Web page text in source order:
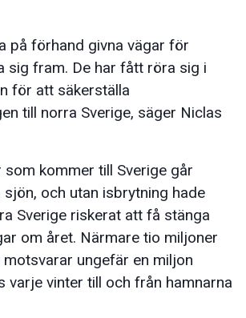
på förhand givna vägar för
sig fram. De har fått röra sig i
för att säkerställa
till norra Sverige, säger Niclas
som kommer till Sverige går
sjön, och utan isbrytning hade
Sverige riskerat att få stänga
om året. Närmare tio miljoner
ungefär en miljon
varje vinter till och från hamnarna